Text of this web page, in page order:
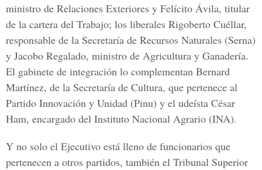
ministro de Relaciones Exteriores y Felícito Ávila, titular
de la cartera del Trabajo; los liberales Rigoberto Cuéllar,
responsable de la Secretaría de Recursos Naturales (Serna)
y Jacobo Regalado, ministro de Agricultura y Ganadería.
El gabinete de integración lo complementan Bernard
Martínez, de la Secretaría de Cultura, que pertenece al
Partido Innovación y Unidad (Pinu) y el udeísta César
Ham, encargado del Instituto Nacional Agrario (INA).
Y no solo el Ejecutivo está lleno de funcionarios que
pertenecen a otros partidos, también el Tribunal Superior